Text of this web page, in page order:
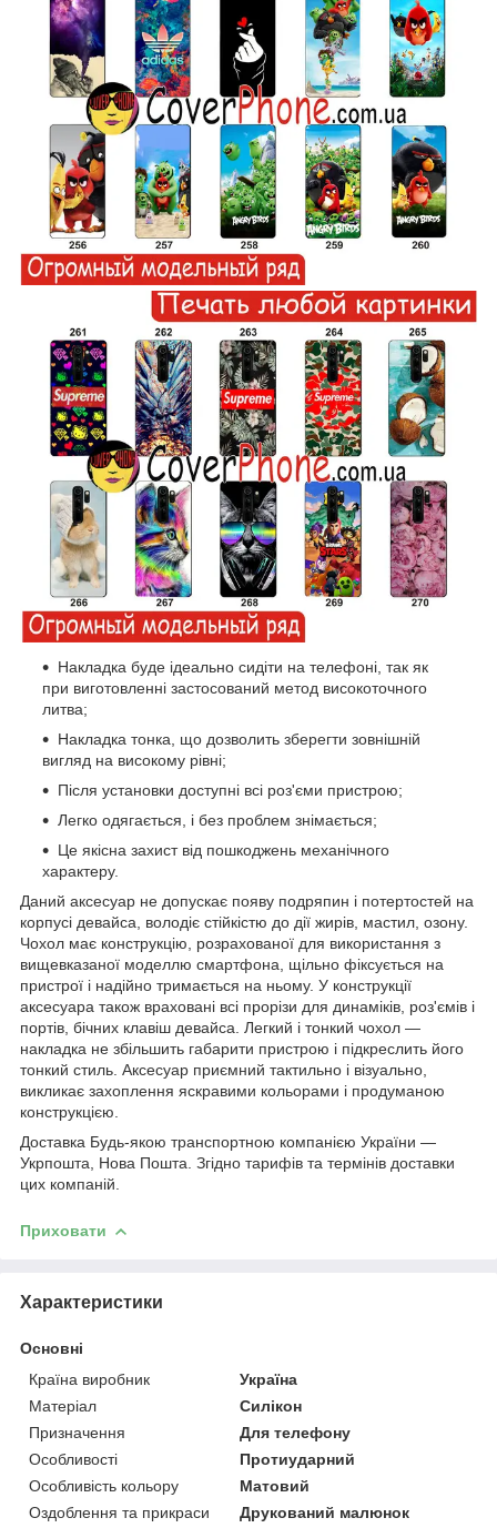
Накладка буде ідеально сидіти на телефоні, так як
при виготовленні застосований метод високоточного
литва;
Накладка тонка, що дозволить зберегти зовнішній
вигляд на високому рівні;
Після установки доступні всі роз'єми пристрою;
Легко одягається, і без проблем знімається;
Це якісна захист від пошкоджень механічного
характеру.
Даний аксесуар не допускає появу подряпин і потертостей на
корпусі девайса, володіє стійкістю до дії жирів, мастил, озону.
Чохол має конструкцію, розрахованої для використання з
вищевказаної моделлю смартфона, щільно фіксується на
пристрої і надійно тримається на ньому. У конструкції
аксесуара також враховані всі прорізи для динаміків, роз'ємів і
портів, бічних клавіш девайса. Легкий і тонкий чохол ―
накладка не збільшить габарити пристрою і підкреслить його
тонкий стиль. Аксесуар приємний тактильно і візуально,
викликає захоплення яскравими кольорами і продуманою
конструкцією.
Доставка Будь-якою транспортною компанією України ―
Укрпошта, Нова Пошта. Згідно тарифів та термінів доставки
цих компаній.
Приховати
Характеристики
Основні
Країна виробник
Україна
Матеріал
Силікон
Призначення
Для телефону
Особливості
Протиударний
Особливість кольору
Матовий
Оздоблення та прикраси
Друкований малюнок